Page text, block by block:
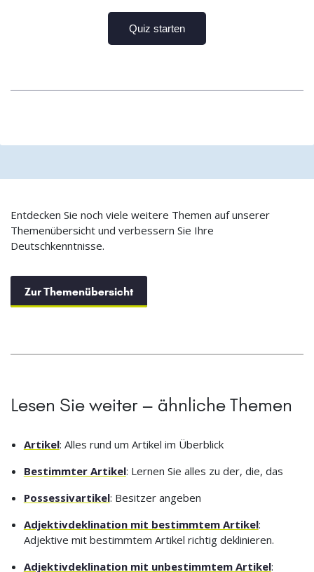
Entdecken Sie noch viele weitere Themen auf unserer
Themenübersicht und verbessern Sie Ihre
Deutschkenntnisse.
Zur Themenübersicht
Lesen Sie weiter – ähnliche Themen
Artikel: Alles rund um Artikel im Überblick
Bestimmter Artikel: Lernen Sie alles zu der, die, das
Possessivartikel: Besitzer angeben
Adjektivdeklination mit bestimmtem Artikel:
Adjektive mit bestimmtem Artikel richtig deklinieren.
Adjektivdeklination mit unbestimmtem Artikel: